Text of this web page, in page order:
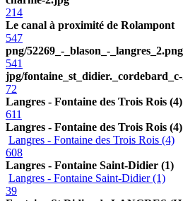
214
Le canal à proximité de Rolampont
547
png/52269_-_blason_-_langres_2.png
541
jpg/
72
Langres - Fontaine des Trois Rois (4)
611
Langres - Fontaine des Trois Rois (4)
Langres - Fontaine des Trois Rois (4)
608
Langres - Fontaine Saint-Didier (1)
Langres - Fontaine Saint-Didier (1)
39